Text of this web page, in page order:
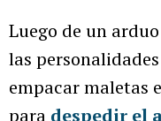
Luego de un
las
empacar maletas
para despedir el